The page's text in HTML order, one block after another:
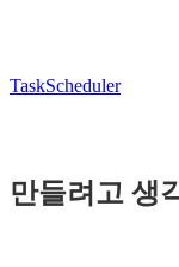
TaskScheduler
만들려고 생